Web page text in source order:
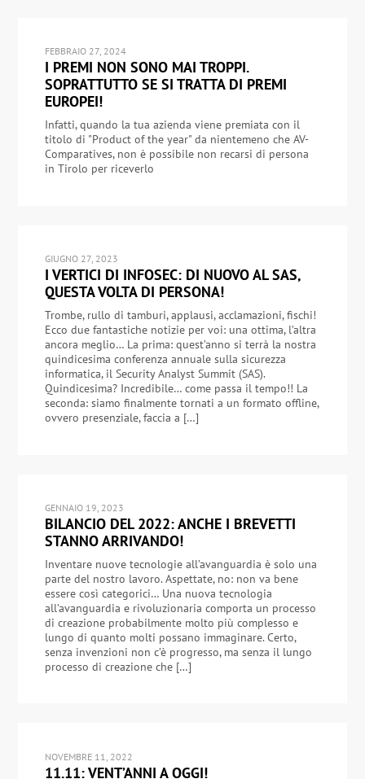
FEBBRAIO 27, 2024
I PREMI NON SONO MAI TROPPI.
SOPRATTUTTO SE SI TRATTA DI PREMI
EUROPEI!
Infatti, quando la tua azienda viene premiata con il
titolo di "Product of the year" da nientemeno che AV-
Comparatives, non è possibile non recarsi di persona
in Tirolo per riceverlo
GIUGNO 27, 2023
I VERTICI DI INFOSEC: DI NUOVO AL SAS,
QUESTA VOLTA DI PERSONA!
Trombe, rullo di tamburi, applausi, acclamazioni, fischi!
Ecco due fantastiche notizie per voi: una ottima, l’altra
ancora meglio… La prima: quest’anno si terrà la nostra
quindicesima conferenza annuale sulla sicurezza
informatica, il Security Analyst Summit (SAS).
Quindicesima? Incredibile… come passa il tempo!! La
seconda: siamo finalmente tornati a un formato offline,
ovvero presenziale, faccia a […]
GENNAIO 19, 2023
BILANCIO DEL 2022: ANCHE I BREVETTI
STANNO ARRIVANDO!
Inventare nuove tecnologie all’avanguardia è solo una
parte del nostro lavoro. Aspettate, no: non va bene
essere così categorici… Una nuova tecnologia
all’avanguardia e rivoluzionaria comporta un processo
di creazione probabilmente molto più complesso e
lungo di quanto molti possano immaginare. Certo,
senza invenzioni non c’è progresso, ma senza il lungo
processo di creazione che […]
NOVEMBRE 11, 2022
11.11: VENT’ANNI A OGGI!